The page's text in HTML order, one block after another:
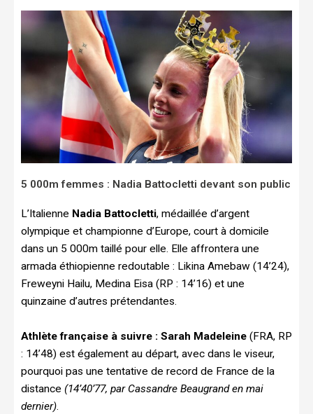
5 000m femmes : Nadia Battocletti devant son public
L’Italienne Nadia Battocletti, médaillée d’argent
olympique et championne d’Europe, court à domicile
dans un 5 000m taillé pour elle. Elle affrontera une
armada éthiopienne redoutable : Likina Amebaw (14’24),
Freweyni Hailu, Medina Eisa (RP : 14’16) et une
quinzaine d’autres prétendantes.
Athlète française à suivre : Sarah Madeleine (FRA, RP
: 14’48) est également au départ, avec dans le viseur,
pourquoi pas une tentative de record de France de la
distance (14’40’77, par Cassandre Beaugrand en mai
dernier).